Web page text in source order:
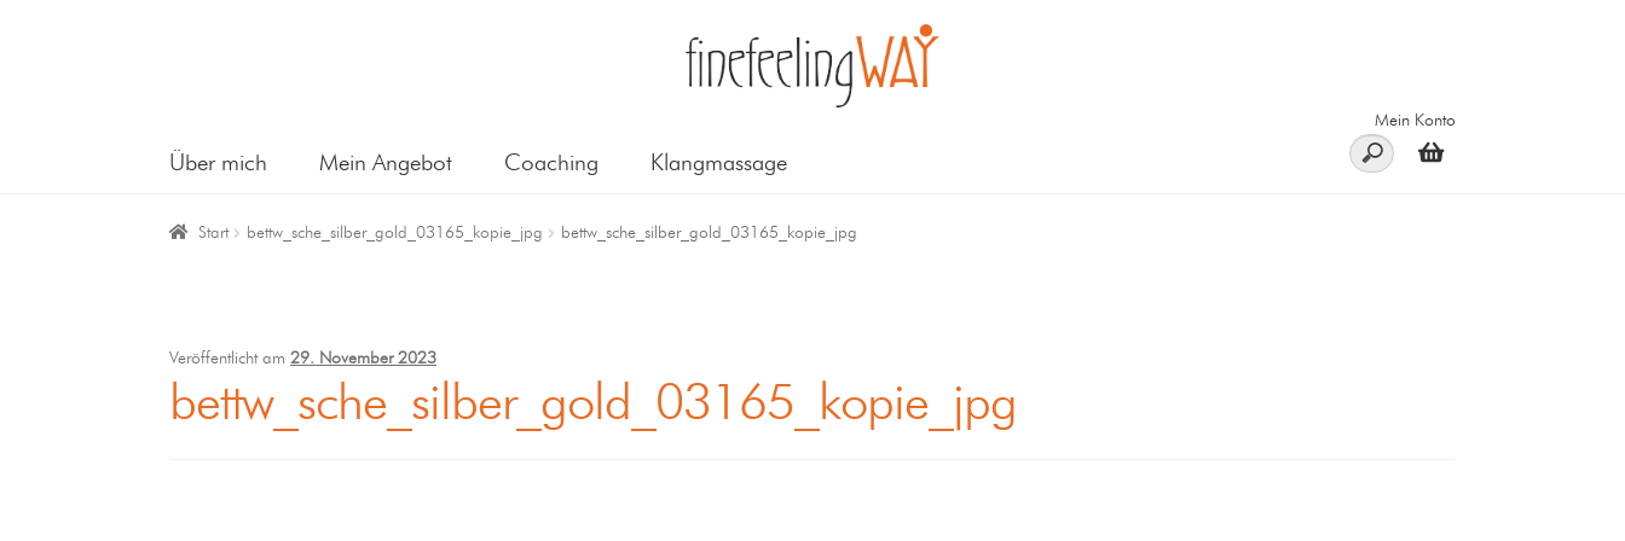
Über mich Mein Angebot Coaching Klangmassage
Mein Konto
Start bettw_sche_silber_gold_03165_kopie_jpg bettw_sche_silber_gold_03165_kopie_jpg
Veröffentlicht am29. November 2023
bettw_sche_silber_gold_03165_kopie_jpg